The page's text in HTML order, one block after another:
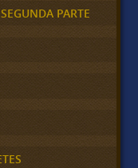
PARTE